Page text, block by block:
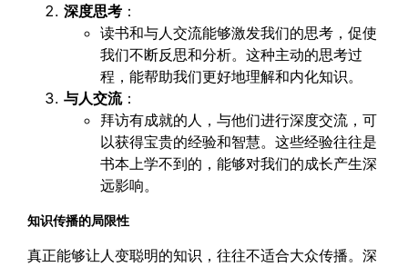
深度思考 ：
读书和与人交流能够激发我们的思考，促使
我们不断反思和分析。这种主动的思考过
程，能帮助我们更好地理解和内化知识。
与人交流：
拜访有成就的人，与他们进行深度交流，可
以获得宝贵的经验和智慧。这些经验往往是
书本上学不到的，能够对我们的成长产生深
远影响。
知识传播的局限性
真正能够让人变聪明的知识，往往不适合大众传播。深